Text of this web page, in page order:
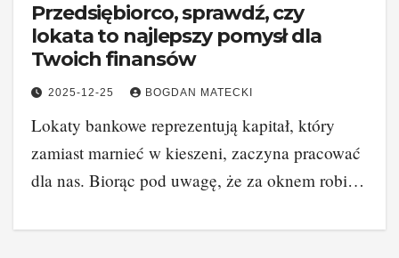
Przedsiębiorco, sprawdź, czy
lokata to najlepszy pomysł dla
Twoich finansów
2025-12-25 BOGDAN MATECKI
Lokaty bankowe reprezentują kapitał, który
zamiast marnieć w kieszeni, zaczyna pracować
dla nas. Biorąc pod uwagę, że za oknem robi…